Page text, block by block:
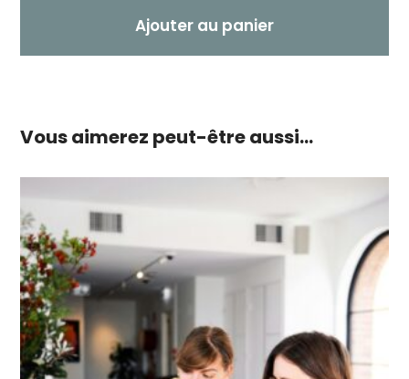
Ajouter au panier
Vous aimerez peut-être aussi…